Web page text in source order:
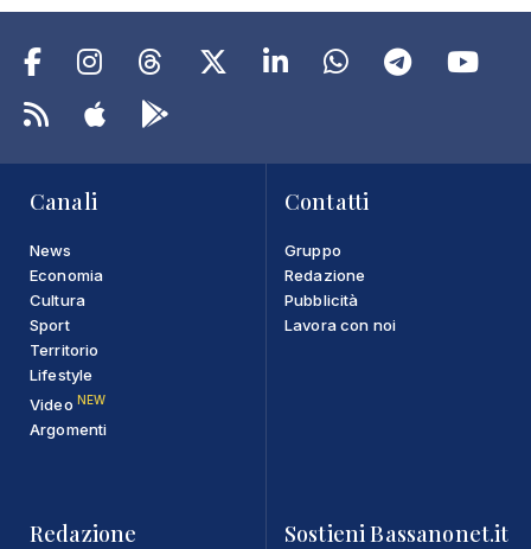
Canali
News
Economia
Cultura
Sport
Territorio
Lifestyle
Video NEW
Argomenti
Contatti
Gruppo
Redazione
Pubblicità
Lavora con noi
Redazione Sostieni Bassanonet.it